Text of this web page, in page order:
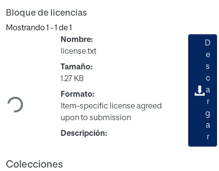
Bloque de licencias
Mostrando 1 - 1 de 1
Cargando...
Nombre:
license.txt
Tamaño:
1.27 KB
Formato:
Item-specific license agreed
upon to submission
Descripción:
D
e
s
c
a
r
g
a
r
Colecciones